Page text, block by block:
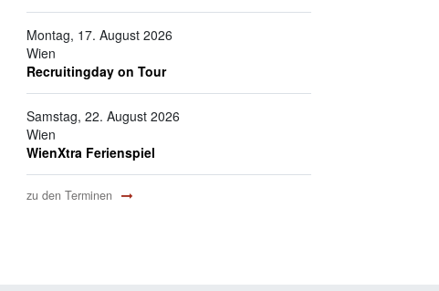
Montag, 17. August 2026
Wien
Recruitingday on Tour
Samstag, 22. August 2026
Wien
WienXtra Ferienspiel
zu den Terminen